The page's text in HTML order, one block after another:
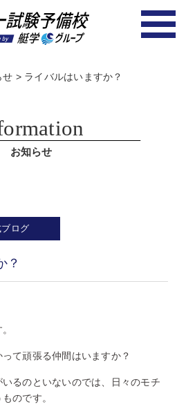
せ > ライバルはいますか？
お知らせ
ログ
？
て頑張る仲間はいますか？
るのといないのでは、日々のモチ
のです。